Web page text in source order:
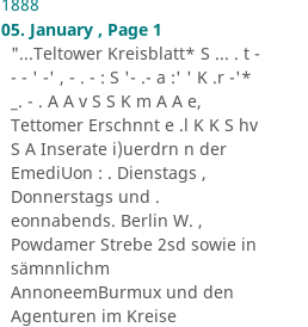
05. January , Page 1
"...Teltower Kreisblatt* S ... . t -
- - ' -' , - . - : S '- .- a :' ' K .r -'*
_. - . A A v S S K m A A e,
Tettomer Erschnnt e .l K K S hv
S A Inserate i)uerdrn n der
EmediUon : . Dienstags ,
Donnerstags und .
eonnabends. Berlin W. ,
Powdamer Strebe 2sd sowie in
sämnnlichm
AnnoneemBurmux und den
Agenturen im Kreise